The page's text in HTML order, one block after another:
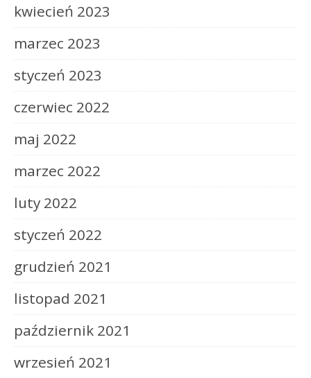
kwiecień 2023
marzec 2023
styczeń 2023
czerwiec 2022
maj 2022
marzec 2022
luty 2022
styczeń 2022
grudzień 2021
listopad 2021
październik 2021
wrzesień 2021